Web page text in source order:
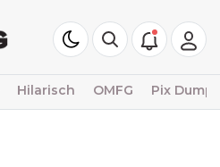
Hilarisch OMFG Pix Dump